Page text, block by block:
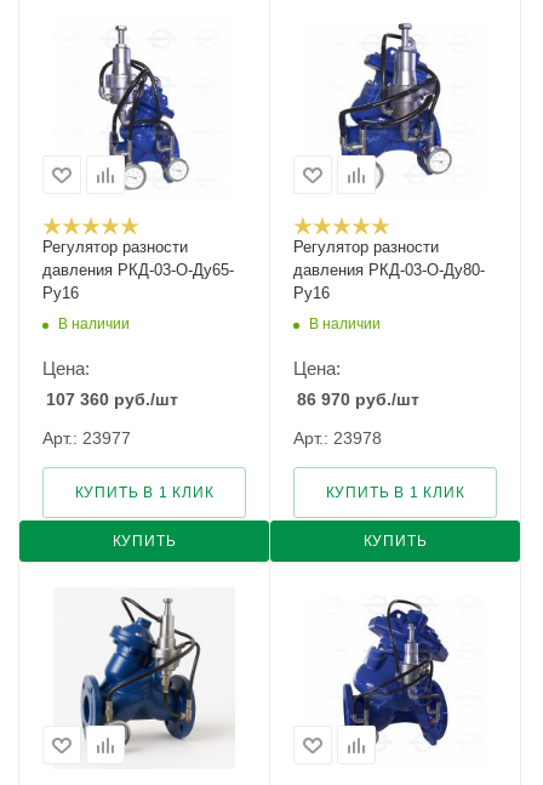
Регулятор разности
давления РКД-03-О-Ду65-
Ру16
В наличии
Цена:
107 360 руб./шт
Арт.: 23977
КУПИТЬ
КУПИТЬ В 1 КЛИК
Регулятор разности
давления РКД-03-О-Ду80-
Ру16
В наличии
Цена:
86 970 руб./шт
Арт.: 23978
КУПИТЬ
КУПИТЬ В 1 КЛИК